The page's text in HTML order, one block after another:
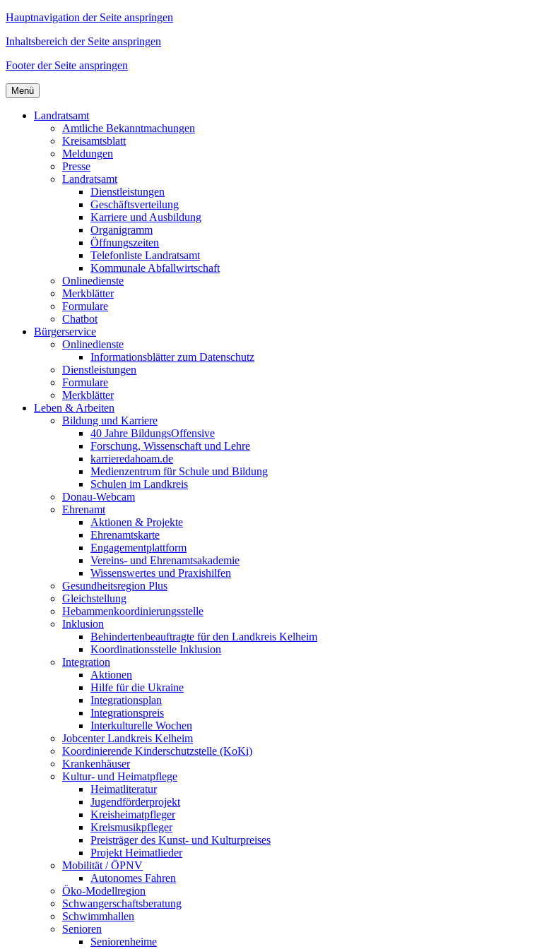
Hauptnavigation der Seite anspringen
Inhaltsbereich der Seite anspringen
Footer der Seite anspringen
Menü
Landratsamt
Amtliche Bekanntmachungen
Kreisamtsblatt
Meldungen
Presse
Landratsamt
Dienstleistungen
Geschäftsverteilung
Karriere und Ausbildung
Organigramm
Öffnungszeiten
Telefonliste Landratsamt
Kommunale Abfallwirtschaft
Onlinedienste
Merkblätter
Formulare
Chatbot
Bürgerservice
Onlinedienste
Informationsblätter zum Datenschutz
Dienstleistungen
Formulare
Merkblätter
Leben & Arbeiten
Bildung und Karriere
40 Jahre BildungsOffensive
Forschung, Wissenschaft und Lehre
karrieredahoam.de
Medienzentrum für Schule und Bildung
Schulen im Landkreis
Donau-Webcam
Ehrenamt
Aktionen & Projekte
Ehrenamtskarte
Engagementplattform
Vereins- und Ehrenamtsakademie
Wissenswertes und Praxishilfen
Gesundheitsregion Plus
Gleichstellung
Hebammenkoordinierungsstelle
Inklusion
Behindertenbeauftragte für den Landkreis Kelheim
Koordinationsstelle Inklusion
Integration
Aktionen
Hilfe für die Ukraine
Integrationsplan
Integrationspreis
Interkulturelle Wochen
Jobcenter Landkreis Kelheim
Koordinierende Kinderschutzstelle (KoKi)
Krankenhäuser
Kultur- und Heimatpflege
Heimatliteratur
Jugendförderprojekt
Kreisheimatpfleger
Kreismusikpfleger
Preisträger des Kunst- und Kulturpreises
Projekt Heimatlieder
Mobilität / ÖPNV
Autonomes Fahren
Öko-Modellregion
Schwangerschaftsberatung
Schwimmhallen
Senioren
Seniorenheime